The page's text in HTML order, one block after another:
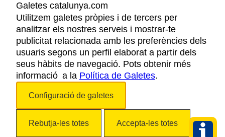
AVÍS LEGAL
POLÍTICA DE PRIVACITAT
COOKIES
ACCESSIBILITAT
Galetes catalunya.com
Utilitzem galetes pròpies i de tercers per
analitzar els nostres serveis i mostrar-te
publicitat relacionada amb les preferències dels
usuaris segons un perfil elaborat a partir dels
seus hàbits de navegació. Pots obtenir més
informació a la Política de Galetes.
Configuració de galetes
Rebutja-les totes Accepta-les totes